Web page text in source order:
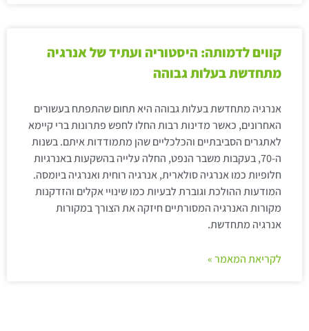
קווים לדמותה: היסטוריה ועתיד של אנרגיה
מתחדשת בעלות גבוהה
אנרגיה מתחדשת בעלות גבוהה היא תחום שהתפתח בעשורים
האחרונים, כאשר מדינות רבות החלו לחפש פתרונות ברי קיימא
לאתגרים הסביבתיים והכלכליים שהן מתמודדות איתם. בשנות
ה-70, בעקבות משבר הנפט, החלה עלייה בהשקעות באנרגיות
חלופיות כמו אנרגיה סולארית, אנרגיה רוחית ואנרגיה ביומסה.
המודעות ההולכת וגוברת לבעיות כמו שינויי אקלים והזדקנות
מקורות האנרגיה המסורתיים חיזקה את הצורך במקורות
אנרגיה מתחדשת.
לקריאת המאמר »